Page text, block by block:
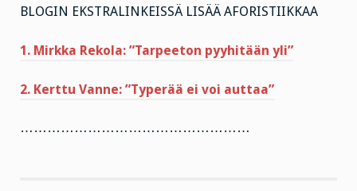
BLOGIN EKSTRALINKEISSÄ LISÄÄ AFORISTIIKKAA
1. Mirkka Rekola: ”Tarpeeton pyyhitään yli”
2. Kerttu Vanne: ”Typerää ei voi auttaa”
……………………………………………